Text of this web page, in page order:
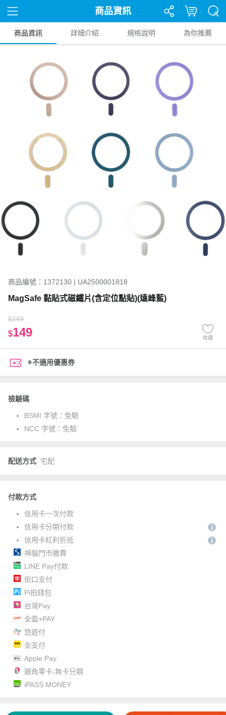
商品資訊
商品資訊 詳細介紹 規格說明 為你推薦
商品編號：1372130 | UA2500001818
MagSafe 黏貼式磁鐵片(含定位點貼)(遠峰藍)
$349
$149 收藏
※不適用優惠券
檢驗碼
BSMI 字號： 免驗
NCC 字號： 免驗
配送方式 宅配
付款方式
信用卡一次付款
信用卡分期付款
信用卡紅利折抵
神腦門市繳費
LINE Pay付款
街口支付
Pi拍錢包
台灣Pay
全盈+PAY
悠遊付
全支付
Apple Pay
銀角零卡-無卡分期
iPASS MONEY